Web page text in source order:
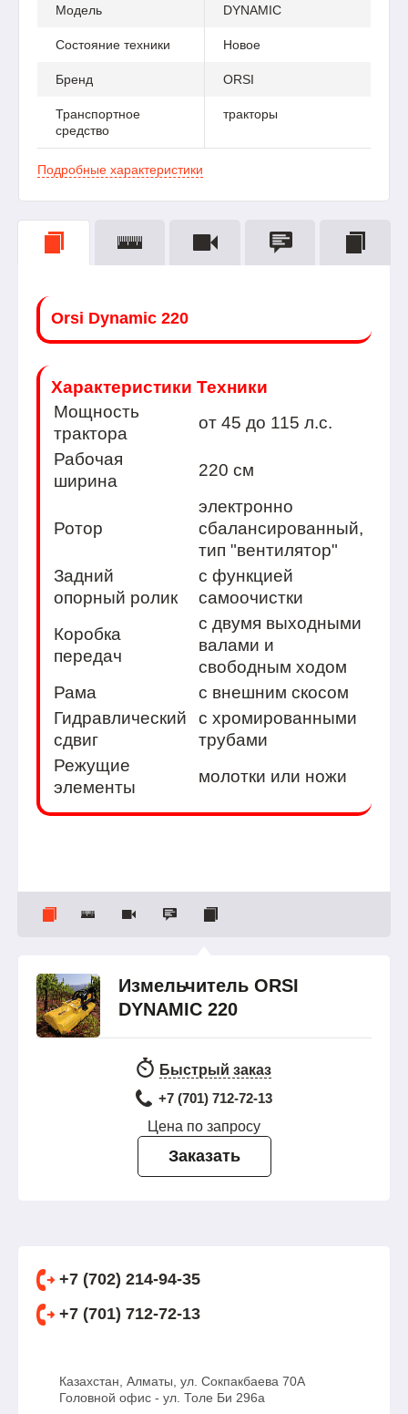
Модель DYNAMIC
Состояние техники Новое
Бренд ORSI
Транспортное
средство
тракторы
Подробные характеристики
Orsi Dynamic 220
Характеристики Техники
Мощность
тракторa
от 45 до 115 л.с.
Рабочая
ширина
220 см
Ротор
электронно
сбалансированный,
тип "вентилятор"
Задний
опорный ролик
с функцией
самоочистки
Коробка
передач
с двумя выходными
валами и
свободным ходом
Рама
с внешним скосом
Гидравлический
сдвиг
с хромированными
трубами
Режущие
элементы
молотки или ножи
Измельчитель ORSI
DYNAMIC 220
Быстрый заказ
+7 (701) 712-72-13
Цена по запросу
Заказать
+7 (702) 214-94-35
+7 (701) 712-72-13
Казахстан, Алматы, ул. Сокпакбаева 70А
Головной офис - ул. Толе Би 296а